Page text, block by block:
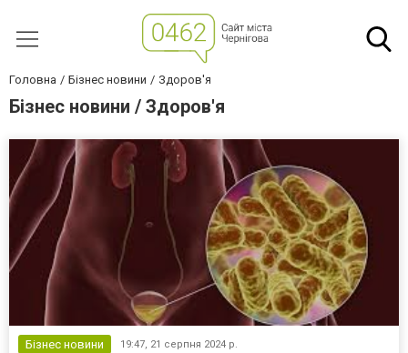
Головна Бізнес новини Здоров'я
Бізнес новини / Здоров'я
Бізнес новини 19:47, 21 серпня 2024 р.